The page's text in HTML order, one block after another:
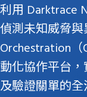
利用 Darktrace
偵測未知威脅
Orchestration（
動化協作平台
及驗證關單的